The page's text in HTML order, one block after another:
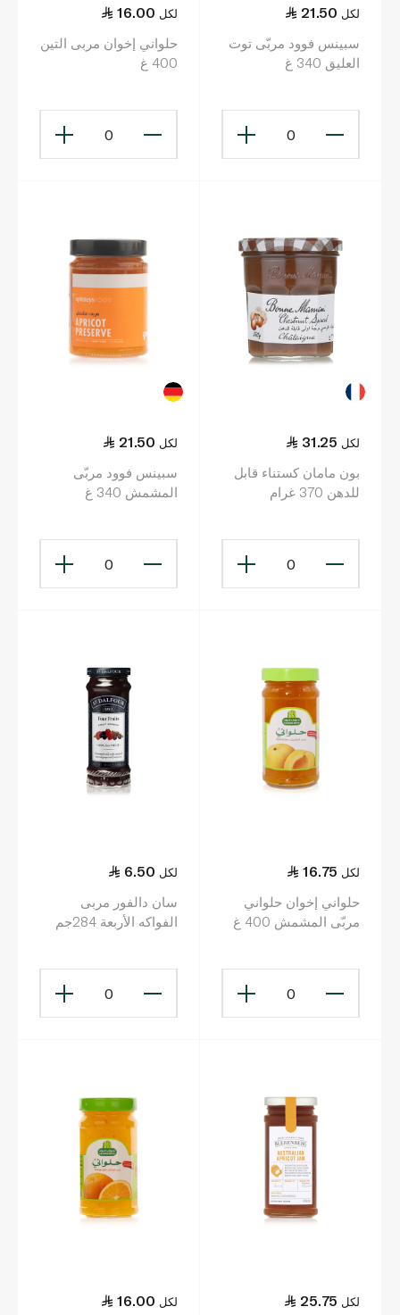
21.50 لكل
سبينس فوود مربّى توت
العليق 340 غ
0
16.00 لكل
حلواني إخوان مربى التين
400 غ
0
31.25 لكل
بون مامان كستناء قابل
للدهن 370 غرام
0
21.50 لكل
سبينس فوود مربّى
المشمش 340 غ
0
16.75 لكل
حلواني إخوان حلواني
مربّى المشمش 400 غ
0
6.50 لكل
سان دالفور مربى
الفواكه الأربعة 284جم
0
25.75 لكل 16.00 لكل